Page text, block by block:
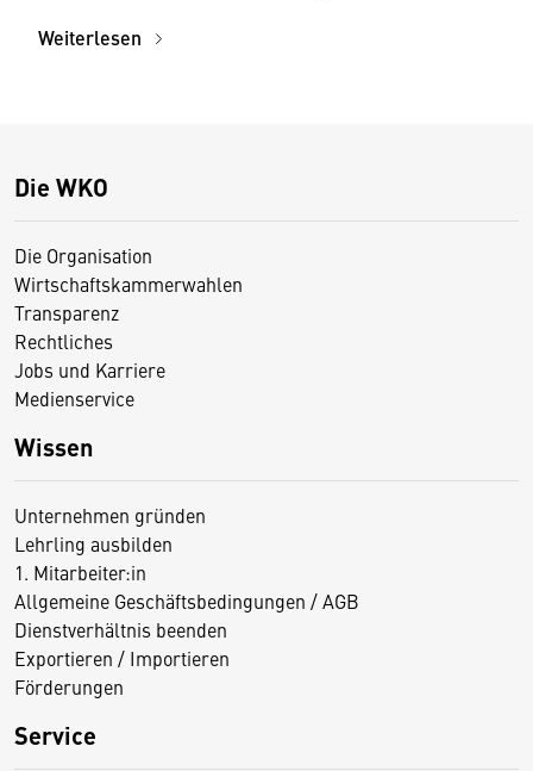
Weiterlesen
Die WKO
Die Organisation
Wirtschaftskammerwahlen
Transparenz
Rechtliches
Jobs und Karriere
Medienservice
Wissen
Unternehmen gründen
Lehrling ausbilden
1. Mitarbeiter:in
Allgemeine Geschäftsbedingungen / AGB
Dienstverhältnis beenden
Exportieren / Importieren
Förderungen
Service